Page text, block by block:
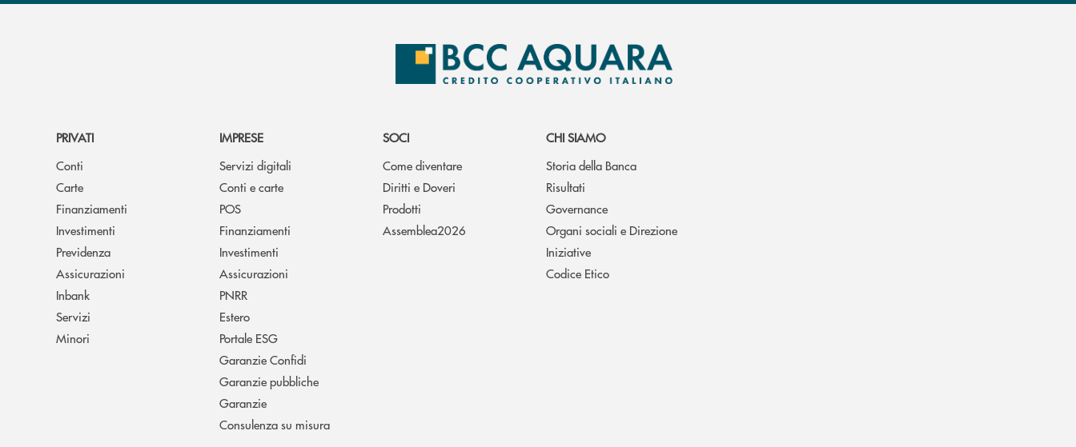
PRIVATI
Conti
Carte
Finanziamenti
Investimenti
Previdenza
Assicurazioni
Inbank
Servizi
Minori
IMPRESE
Servizi digitali
Conti e carte
POS
Finanziamenti
Investimenti
Assicurazioni
PNRR
Estero
Portale ESG
Garanzie Confidi
Garanzie pubbliche
Garanzie
Consulenza su misura
SOCI
Come diventare
Diritti e Doveri
Prodotti
Assemblea2026
CHI SIAMO
Storia della Banca
Risultati
Governance
Organi sociali e Direzione
Iniziative
Codice Etico